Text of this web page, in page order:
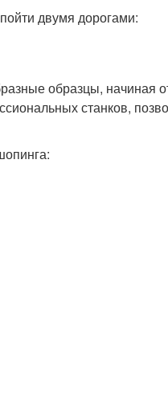
двумя дорогами:
образцы, начиная
станков,